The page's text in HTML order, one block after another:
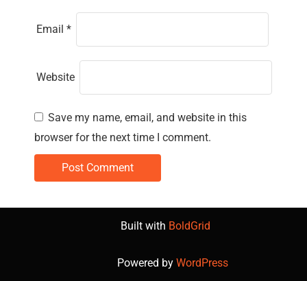
Email *
Website
Save my name, email, and website in this
browser for the next time I comment.
Built with BoldGrid
Powered by WordPress